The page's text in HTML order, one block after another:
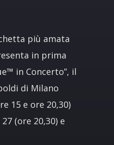
più amata
in prima
in Concerto”, il
di Milano
15 e ore 20,30)
(ore 20,30) e